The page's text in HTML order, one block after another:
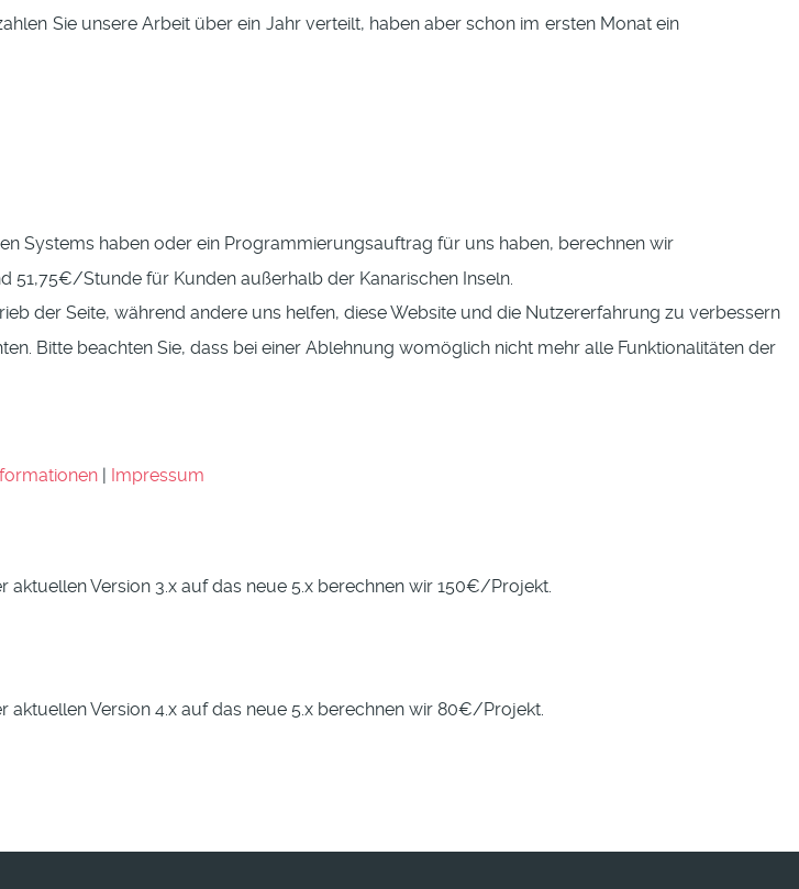
Sie unsere Arbeit über ein Jahr verteilt, haben aber schon im ersten Monat ein
Systems haben oder ein Programmierungsauftrag für uns haben, berechnen wir
51,75€/Stunde für Kunden außerhalb der Kanarischen Inseln.
Version 3.x auf das neue 5.x berechnen wir 150€/Projekt.
Version 4.x auf das neue 5.x berechnen wir 80€/Projekt.
der Seite, während andere uns helfen, diese Website und die Nutzererfahrung zu verbessern
Bitte beachten Sie, dass bei einer Ablehnung womöglich nicht mehr alle Funktionalitäten der
| Impressum